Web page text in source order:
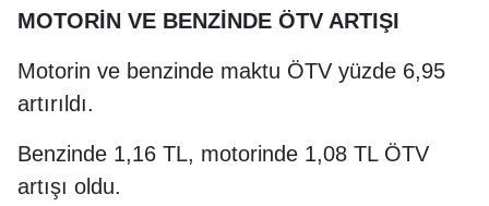
MOTORİN VE BENZİNDE ÖTV ARTIŞI
Motorin ve benzinde maktu ÖTV yüzde 6,95
artırıldı.
Benzinde 1,16 TL, motorinde 1,08 TL ÖTV
artışı oldu.